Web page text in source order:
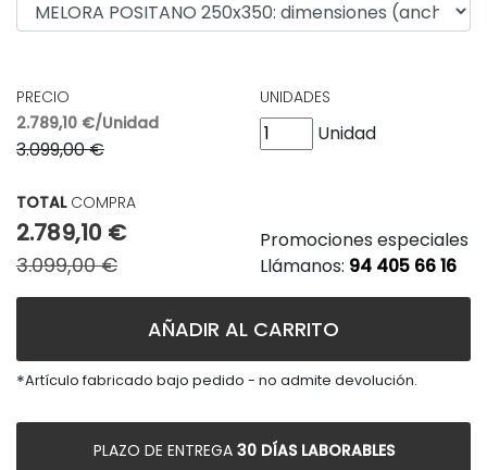
PRECIO
2.789,10 €/Unidad
3.099,00 €
UNIDADES
Unidad
TOTALCOMPRA
2.789,10 €
3.099,00 €
Promociones especiales
Llámanos: 94 405 66 16
AÑADIR AL CARRITO
*Artículo fabricado bajo pedido - no admite devolución.
PLAZO DE ENTREGA 30 DÍAS LABORABLES